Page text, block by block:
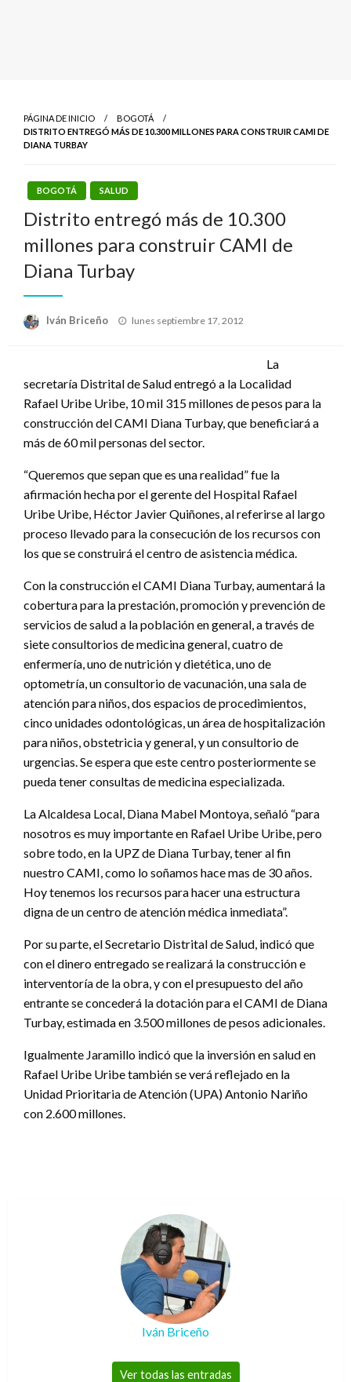
PÁGINA DE INICIO
BOGOTÁ
DISTRITO ENTREGÓ MÁS DE 10.300 MILLONES PARA CONSTRUIR CAMI DE
DIANA TURBAY
BOGOTÁ SALUD
Distrito entregó más de 10.300
millones para construir CAMI de
Diana Turbay
Iván Briceño
Publicado
lunes septiembre 17, 2012
La
secretaría Distrital de Salud entregó a la Localidad
Rafael Uribe Uribe, 10 mil 315 millones de pesos para la
construcción del CAMI Diana Turbay, que beneficiará a
más de 60 mil personas del sector.
“Queremos que sepan que es una realidad” fue la
afirmación hecha por el gerente del Hospital Rafael
Uribe Uribe, Héctor Javier Quiñones, al referirse al largo
proceso llevado para la consecución de los recursos con
los que se construirá el centro de asistencia médica.
Con la construcción el CAMI Diana Turbay, aumentará la
cobertura para la prestación, promoción y prevención de
servicios de salud a la población en general, a través de
siete consultorios de medicina general, cuatro de
enfermería, uno de nutrición y dietética, uno de
optometría, un consultorio de vacunación, una sala de
atención para niños, dos espacios de procedimientos,
cinco unidades odontológicas, un área de hospitalización
para niños, obstetricia y general, y un consultorio de
urgencias. Se espera que este centro posteriormente se
pueda tener consultas de medicina especializada.
La Alcaldesa Local, Diana Mabel Montoya, señaló “para
nosotros es muy importante en Rafael Uribe Uribe, pero
sobre todo, en la UPZ de Diana Turbay, tener al fin
nuestro CAMI, como lo soñamos hace mas de 30 años.
Hoy tenemos los recursos para hacer una estructura
digna de un centro de atención médica inmediata”.
Por su parte, el Secretario Distrital de Salud, indicó que
con el dinero entregado se realizará la construcción e
interventoría de la obra, y con el presupuesto del año
entrante se concederá la dotación para el CAMI de Diana
Turbay, estimada en 3.500 millones de pesos adicionales.
Igualmente Jaramillo indicó que la inversión en salud en
Rafael Uribe Uribe también se verá reflejado en la
Unidad Prioritaria de Atención (UPA) Antonio Nariño
con 2.600 millones.
Iván Briceño
Ver todas las entradas